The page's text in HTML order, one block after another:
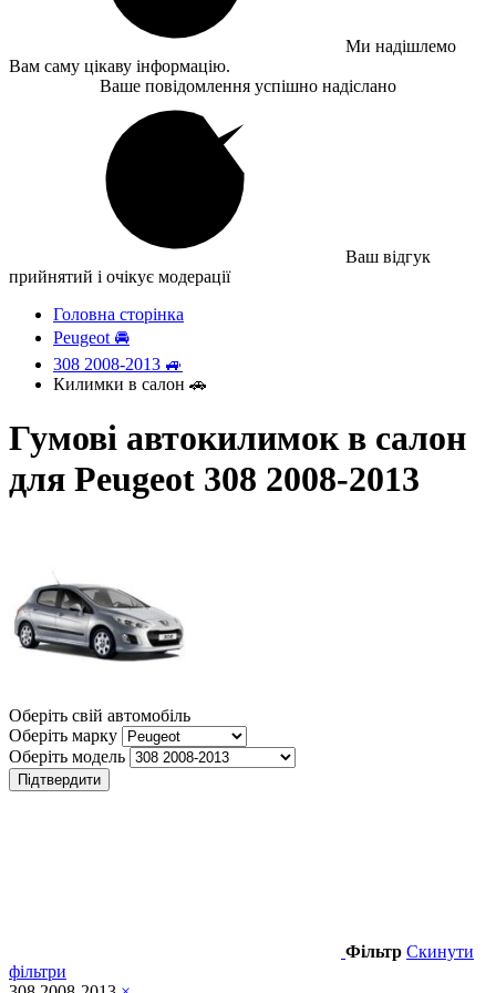
Ми надішлемо
Вам саму цікаву інформацію.
Ваше повідомлення успішно надіслано
Ваш відгук
прийнятий і очікує модерації
Головна сторінка
Peugeot 🚘
308 2008-2013 🚙
Килимки в салон 🚗
Гумові автокилимок в салон
для Peugeot 308 2008-2013
Оберіть свій автомобіль
Оберіть марку
Оберіть модель
Підтвердити
Фільтр Скинути
фільтри